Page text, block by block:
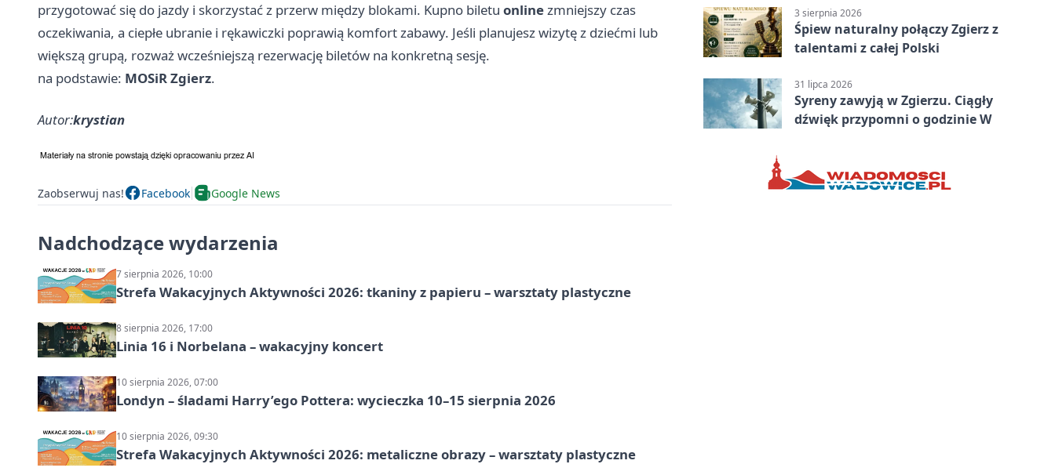
przygotować się do jazdy i skorzystać z przerw między blokami. Kupno biletu onlinezmniejszy czas
oczekiwania, a ciepłe ubranie i rękawiczki poprawią komfort zabawy. Jeśli planujesz wizytę z dziećmi lub
większą grupą, rozważ wcześniejszą rezerwację biletów na konkretną sesję.
na podstawie: MOSiR Zgierz.
Autor:krystian
Zaobserwuj nas! Facebook Google News
Nadchodzące wydarzenia
7 sierpnia 2026, 10:00
Strefa Wakacyjnych Aktywności 2026: tkaniny z papieru – warsztaty plastyczne
8 sierpnia 2026, 17:00
Linia 16 i Norbelana – wakacyjny koncert
10 sierpnia 2026, 07:00
Londyn – śladami Harry’ego Pottera: wycieczka 10–15 sierpnia 2026
10 sierpnia 2026, 09:30
Strefa Wakacyjnych Aktywności 2026: metaliczne obrazy – warsztaty plastyczne
3 sierpnia 2026
Śpiew naturalny połączy Zgierz z
talentami z całej Polski
31 lipca 2026
Syreny zawyją w Zgierzu. Ciągły
dźwięk przypomni o godzinie W